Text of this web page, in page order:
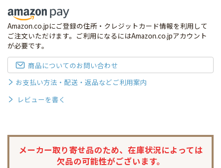
Amazon.co.jpにご登録の住所・クレジットカード情報を利用して
ご注文いただけます。ご利用になるにはAmazon.co.jpアカウント
が必要です。
商品についてのお問い合わせ
お支払い方法・配送・返品などご利用案内
レビューを書く
メーカー取り寄せ品のため、 在庫状況によっては
欠品の可能性がございます。